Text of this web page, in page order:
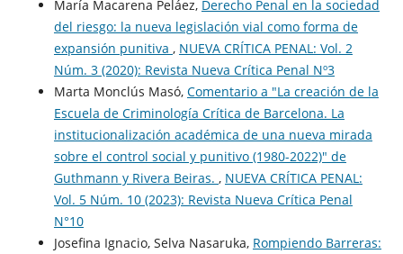
María Macarena Peláez, Derecho Penal en la sociedad
del riesgo: la nueva legislación vial como forma de
expansión punitiva , NUEVA CRÍTICA PENAL: Vol. 2
Núm. 3 (2020): Revista Nueva Crítica Penal Nº3
Marta Monclús Masó, Comentario a "La creación de la
Escuela de Criminología Crítica de Barcelona. La
institucionalización académica de una nueva mirada
sobre el control social y punitivo (1980-2022)" de
Guthmann y Rivera Beiras. , NUEVA CRÍTICA PENAL:
Vol. 5 Núm. 10 (2023): Revista Nueva Crí­tica Penal
N°10
Josefina Ignacio, Selva Nasaruka, Rompiendo Barreras: